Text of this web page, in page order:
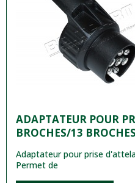
ADAPTATEUR POUR
BROCHES/13 BROCHES
Adaptateur pour prise
Permet de